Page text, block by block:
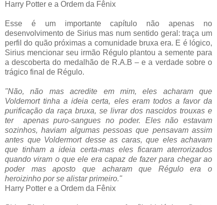
Harry Potter e a Ordem da Fênix
Esse é um importante capítulo não apenas no
desenvolvimento de Sirius mas num sentido geral: traça um
perfil do quão próximas a comunidade bruxa era. E é lógico,
Sirius mencionar seu irmão Régulo plantou a semente para
a descoberta do medalhão de R.A.B – e a verdade sobre o
trágico final de Régulo.
"Não, não mas acredite em mim, eles acharam que
Voldemort tinha a ideia certa, eles eram todos a favor da
purificação da raça bruxa, se livrar dos nascidos trouxas e
ter apenas puro-sangues no poder. Eles não estavam
sozinhos, haviam algumas pessoas que pensavam assim
antes que Voldermort desse as caras, que eles achavam
que tinham a ideia certa-mas eles ficaram aterrorizados
quando viram o que ele era capaz de fazer para chegar ao
poder mas aposto que acharam que Régulo era o
heroizinho por se alistar primeiro."
Harry Potter e a Ordem da Fênix